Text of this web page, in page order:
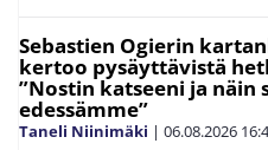
Sebastien Ogierin
kertoo pysäyttävistä
”Nostin katseeni ja näin
edessämme”
Taneli Niinimäki | 06.08.2026